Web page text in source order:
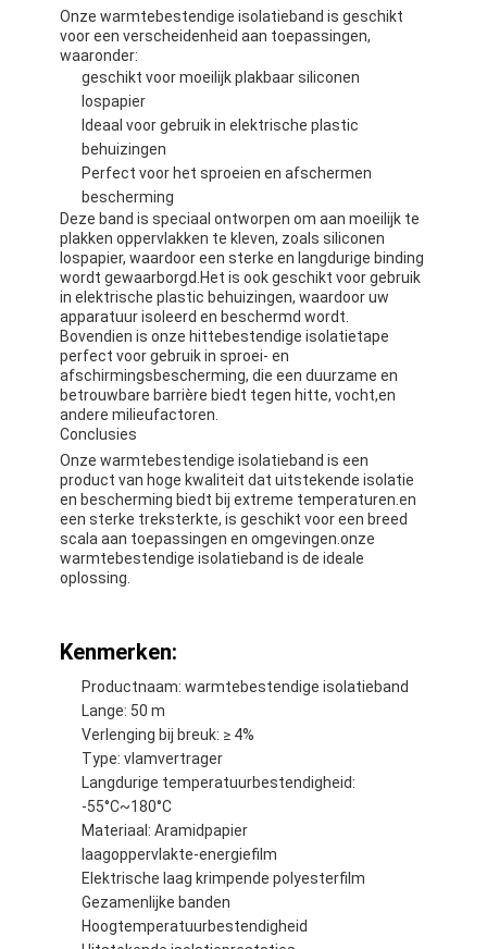
Huis
Producten
Ongeveer ons
Fabrieksreis
Kwaliteitscontrole
Contacteer ons
De Isolatieband van de glasdoek
Hittebestendige Isolatieband
De Plakband van de glasdoek
De Plakband van de Polyimidefilm
Aluminiumfolie Plakband
Onze warmtebestendige isolatieband is geschikt
voor een verscheidenheid aan toepassingen,
waaronder:
geschikt voor moeilijk plakbaar siliconen
lospapier
Ideaal voor gebruik in elektrische plastic
behuizingen
Perfect voor het sproeien en afschermen
bescherming
Deze band is speciaal ontworpen om aan moeilijk te
plakken oppervlakken te kleven, zoals siliconen
lospapier, waardoor een sterke en langdurige binding
wordt gewaarborgd.Het is ook geschikt voor gebruik
in elektrische plastic behuizingen, waardoor uw
apparatuur isoleerd en beschermd wordt.
Bovendien is onze hittebestendige isolatietape
perfect voor gebruik in sproei- en
afschirmingsbescherming, die een duurzame en
betrouwbare barrière biedt tegen hitte, vocht,en
andere milieufactoren.
Conclusies
Onze warmtebestendige isolatieband is een
product van hoge kwaliteit dat uitstekende isolatie
en bescherming biedt bij extreme temperaturen.en
een sterke treksterkte, is geschikt voor een breed
scala aan toepassingen en omgevingen.onze
warmtebestendige isolatieband is de ideale
oplossing.
Kenmerken:
Productnaam: warmtebestendige isolatieband
Lange: 50 m
Verlenging bij breuk: ≥ 4%
Type: vlamvertrager
Langdurige temperatuurbestendigheid:
-55°C~180°C
Materiaal: Aramidpapier
laagoppervlakte-energiefilm
Elektrische laag krimpende polyesterfilm
Gezamenlijke banden
Hoogtemperatuurbestendigheid